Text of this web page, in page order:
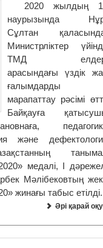
2020 жылдың
наурызында
Сұлтан
Министрліктер
ТМД
арасындағы үздік
ғалымдарды
марапаттау рәсімі
Байқауға
және
медалі, І
Мәлібековтың
жинағы табыс етілді.
Әрі қарай оқу